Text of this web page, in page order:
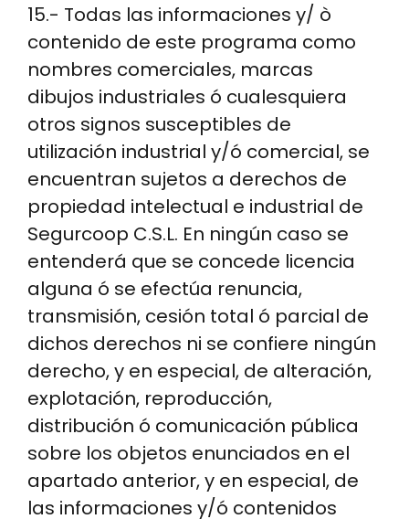
15.- Todas las informaciones y/ ò
contenido de este programa como
nombres comerciales, marcas
dibujos industriales ó cualesquiera
otros signos susceptibles de
utilización industrial y/ó comercial, se
encuentran sujetos a derechos de
propiedad intelectual e industrial de
Segurcoop C.S.L. En ningún caso se
entenderá que se concede licencia
alguna ó se efectúa renuncia,
transmisión, cesión total ó parcial de
dichos derechos ni se confiere ningún
derecho, y en especial, de alteración,
explotación, reproducción,
distribución ó comunicación pública
sobre los objetos enunciados en el
apartado anterior, y en especial, de
las informaciones y/ó contenidos